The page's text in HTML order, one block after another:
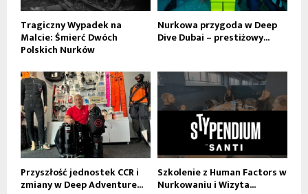
Tragiczny Wypadek na
Malcie: Śmierć Dwóch
Polskich Nurków
Nurkowa przygoda w Deep
Dive Dubai – prestiżowy...
Przyszłość jednostek CCR i
zmiany w Deep Adventure...
Szkolenie z Human Factors w
Nurkowaniu i Wizyta...